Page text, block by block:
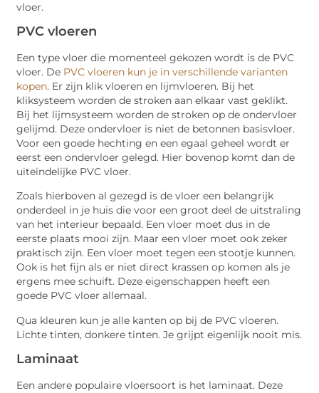
vloer.
PVC vloeren
Een type vloer die momenteel gekozen wordt is de PVC
vloer. De PVC vloeren kun je in verschillende varianten
kopen. Er zijn klik vloeren en lijmvloeren. Bij het
kliksysteem worden de stroken aan elkaar vast geklikt.
Bij het lijmsysteem worden de stroken op de ondervloer
gelijmd. Deze ondervloer is niet de betonnen basisvloer.
Voor een goede hechting en een egaal geheel wordt er
eerst een ondervloer gelegd. Hier bovenop komt dan de
uiteindelijke PVC vloer.
Zoals hierboven al gezegd is de vloer een belangrijk
onderdeel in je huis die voor een groot deel de uitstraling
van het interieur bepaald. Een vloer moet dus in de
eerste plaats mooi zijn. Maar een vloer moet ook zeker
praktisch zijn. Een vloer moet tegen een stootje kunnen.
Ook is het fijn als er niet direct krassen op komen als je
ergens mee schuift. Deze eigenschappen heeft een
goede PVC vloer allemaal.
Qua kleuren kun je alle kanten op bij de PVC vloeren.
Lichte tinten, donkere tinten. Je grijpt eigenlijk nooit mis.
Laminaat
Een andere populaire vloersoort is het laminaat. Deze